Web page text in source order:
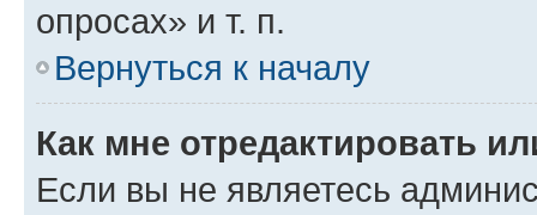
опросах» и т. п.
Вернуться к началу
Как мне отредактировать
Если вы не являетесь